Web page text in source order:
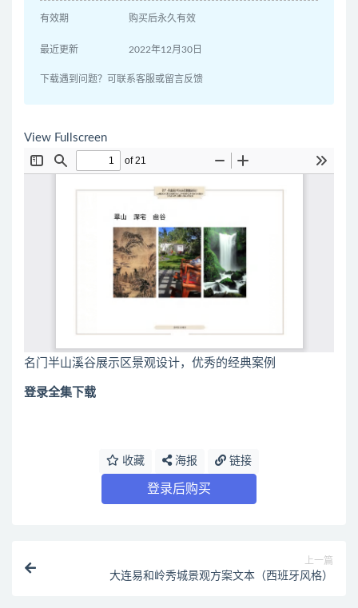
有效期 购买后永久有效
最近更新 2022年12月30日
下载遇到问题？可联系客服或留言反馈
View Fullscreen
名门半山溪谷展示区景观设计，优秀的经典案例
登录全集下载
收藏 海报 链接
登录后购买
上一篇
大连易和岭秀城景观方案文本（西班牙风格）